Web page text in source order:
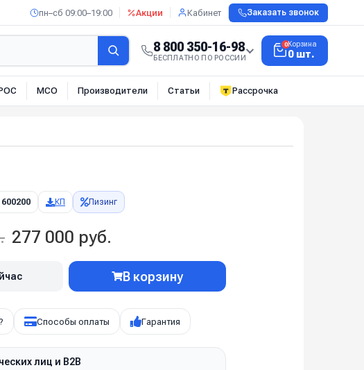
пн–сб 09:00–19:00 Акции Кабинет Заказать звонок
8 800 350-16-98
БЕСПЛАТНО ПО РОССИИ
0Корзина
0 шт.
МСО Производители Статьи Рассрочка
600200 КП Лизинг
277 000 руб.
В корзину
Способы оплаты Гарантия
лиц и B2B